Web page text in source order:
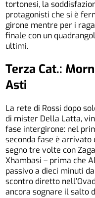
tortonesi, la
protagonisti che si è
girone mentre per i
finale con un
ultimi.
Terza Cat.:
Asti
La rete di Rossi dopo
di mister Della Latta,
fase intergirone: nel
seconda fase è arrivato
segno tre volte con
Xhambasi – prima che
passivo a dieci minuti
scontro diretto
ancora sognare il salto